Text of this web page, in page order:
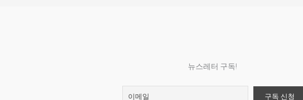
뉴스레터 구독!